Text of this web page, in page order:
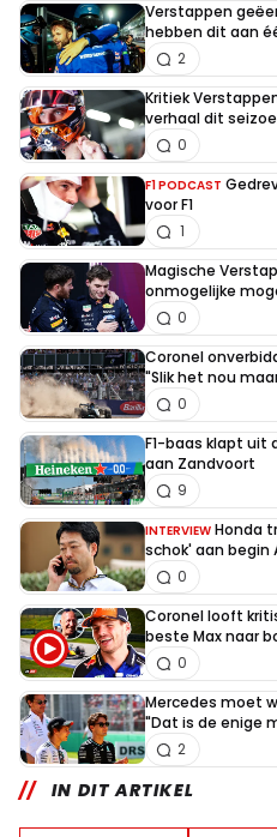
Verstappen
hebben dit aan
2
Kritiek
verhaal dit
0
F1 PODCAST
voor F1
1
Magische
onmogelijke
0
Coronel
"Slik het nou
0
F1-baas klapt uit
aan Zandvoort
9
INTERVIEW Honda
schok' aan
0
Coronel looft
beste Max naar
0
Mercedes moet
"Dat is de enige
2
IN DIT ARTIKEL